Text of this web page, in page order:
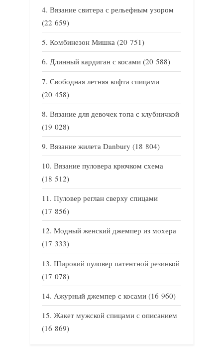
Вязание свитера с рельефным узором
(22 659)
Комбинезон Мишка (20 751)
Длинный кардиган с косами (20 588)
Свободная летняя кофта спицами
(20 458)
Вязание для девочек топа с клубничкой
(19 028)
Вязание жилета Danbury (18 804)
Вязание пуловера крючком схема
(18 512)
Пуловер реглан сверху спицами
(17 856)
Модный женский джемпер из мохера
(17 333)
Широкий пуловер патентной резинкой
(17 078)
Ажурный джемпер с косами (16 960)
Жакет мужской спицами с описанием
(16 869)